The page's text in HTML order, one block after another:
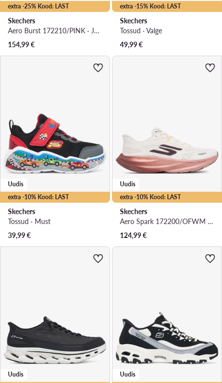
extra -25% Kood: LAST
Skechers
Aero Burst 172210/PINK · Jooksujalatsid
154,99€
extra -15% Kood: LAST
Skechers
Tossud · Valge
49,99€
extra -10% Kood: LAST
Uudis
Skechers
Tossud · Must
39,99€
extra -10% Kood: LAST
Uudis
Skechers
Aero Spark 172200/OFWM · Jooksujalatsid
124,99€
Uudis Uudis